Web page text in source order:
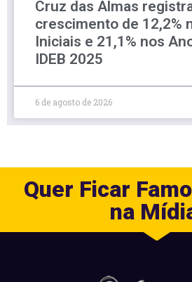
Cruz das Almas
crescimento de 12,2%
Iniciais e 21,1% nos
IDEB 2025
6 de agosto de 2026
Quer Ficar
na